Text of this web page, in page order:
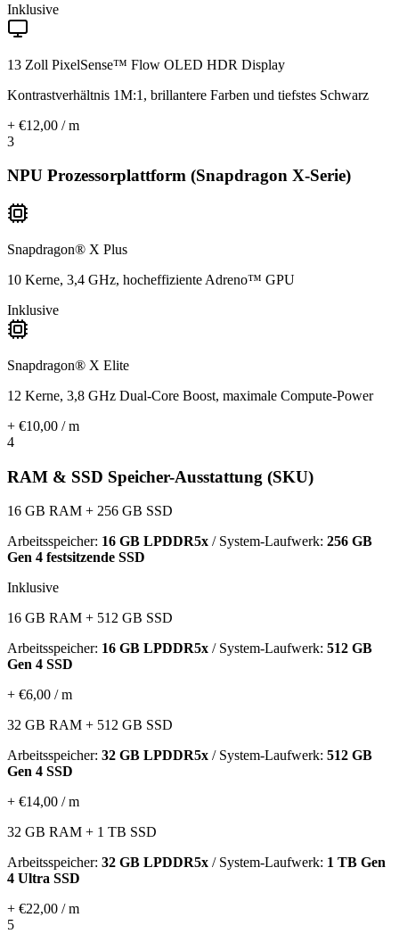
Inklusive
13 Zoll PixelSense™ Flow OLED HDR Display
Kontrastverhältnis 1M:1, brillantere Farben und tiefstes Schwarz
+ €12,00 / m
3
NPU Prozessorplattform (Snapdragon X-Serie)
Snapdragon® X Plus
10 Kerne, 3,4 GHz, hocheffiziente Adreno™ GPU
Inklusive
Snapdragon® X Elite
12 Kerne, 3,8 GHz Dual-Core Boost, maximale Compute-Power
+ €10,00 / m
4
RAM & SSD Speicher-Ausstattung (SKU)
16 GB RAM + 256 GB SSD
Arbeitsspeicher: 16 GB LPDDR5x / System-Laufwerk: 256 GB
Gen 4 festsitzende SSD
Inklusive
16 GB RAM + 512 GB SSD
Arbeitsspeicher: 16 GB LPDDR5x / System-Laufwerk: 512 GB
Gen 4 SSD
+ €6,00 / m
32 GB RAM + 512 GB SSD
Arbeitsspeicher: 32 GB LPDDR5x / System-Laufwerk: 512 GB
Gen 4 SSD
+ €14,00 / m
32 GB RAM + 1 TB SSD
Arbeitsspeicher: 32 GB LPDDR5x / System-Laufwerk: 1 TB Gen
4 Ultra SSD
+ €22,00 / m
5